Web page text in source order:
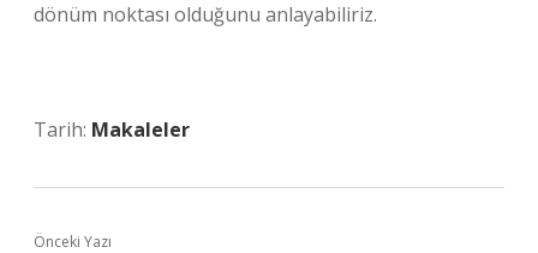
dönüm noktası olduğunu anlayabiliriz.
Tarih: Makaleler
Önceki Yazı